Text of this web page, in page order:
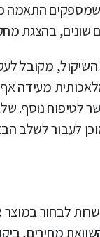
שמספקים
בהצגת
מקובל
מעידה אף
לטיפוח נוסף.
לעבור לשלב
לבחור